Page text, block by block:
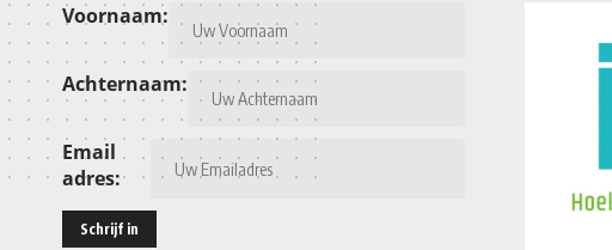
Voornaam:
Achternaam:
Email
adres: